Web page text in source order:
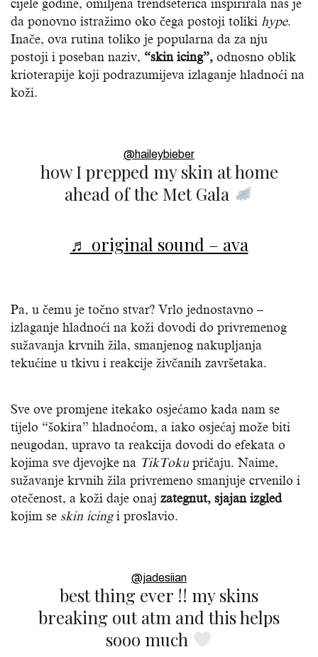
cijele godine, omiljena trendseterica inspirirala nas je
da ponovno istražimo oko čega postoji toliki hype.
Inače, ova rutina toliko je popularna da za nju
postoji i poseban naziv, “skin icing”, odnosno oblik
krioterapije koji podrazumijeva izlaganje hladnoći na
koži.
@haileybieber
how I prepped my skin at home
ahead of the Met Gala
♬ original sound – ava
Pa, u čemu je točno stvar? Vrlo jednostavno –
izlaganje hladnoći na koži dovodi do privremenog
sužavanja krvnih žila, smanjenog nakupljanja
tekućine u tkivu i reakcije živčanih završetaka.
Sve ove promjene itekako osjećamo kada nam se
tijelo “šokira” hladnoćom, a iako osjećaj može biti
neugodan, upravo ta reakcija dovodi do efekata o
kojima sve djevojke na TikTokupričaju. Naime,
sužavanje krvnih žila privremeno smanjuje crvenilo i
otečenost, a koži daje onaj zategnut, sjajan izgled
kojim se skin icingi proslavio.
@jadesiian
best thing ever !! my skins
breaking out atm and this helps
sooo much